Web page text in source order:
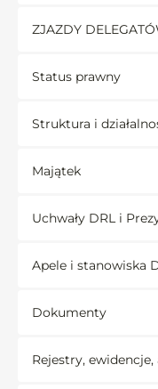
ZJAZDY
Status prawny
Struktura i
Majątek
Uchwały DRL i
Apele i stanowiska
Dokumenty
Rejestry,